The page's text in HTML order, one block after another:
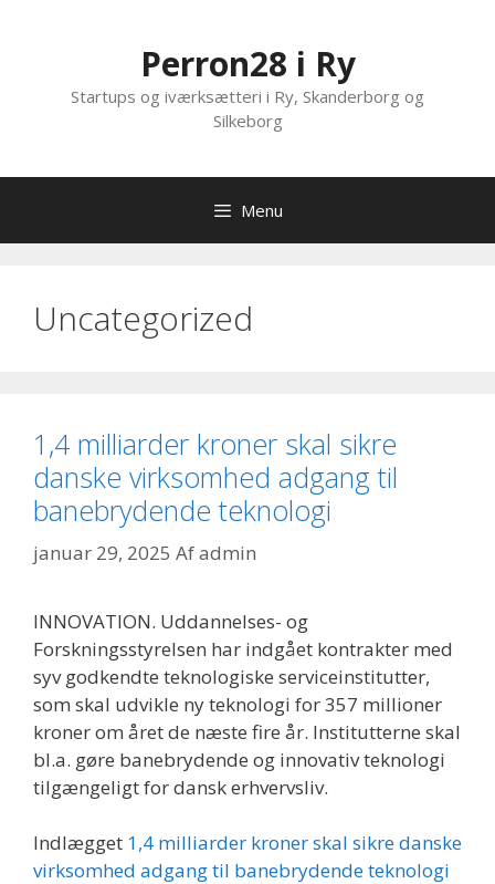
Perron28 i Ry
Startups og iværksætteri i Ry, Skanderborg og
Silkeborg
Menu
Uncategorized
1,4 milliarder kroner skal sikre
danske virksomhed adgang til
banebrydende teknologi
januar 29, 2025 Afadmin
INNOVATION. Uddannelses- og
Forskningsstyrelsen har indgået kontrakter med
syv godkendte teknologiske serviceinstitutter,
som skal udvikle ny teknologi for 357 millioner
kroner om året de næste fire år. Institutterne skal
bl.a. gøre banebrydende og innovativ teknologi
tilgængeligt for dansk erhvervsliv.
Indlægget 1,4 milliarder kroner skal sikre danske
virksomhed adgang til banebrydende teknologi